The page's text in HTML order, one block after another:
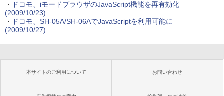
・
ドコモ、iモードブラウザのJavaScript機能を再有効化
(2009/10/23)
・
ドコモ、SH-05A/SH-06AでJavaScriptを利用可能に
(2009/10/27)
本サイトのご利用について お問い合わせ